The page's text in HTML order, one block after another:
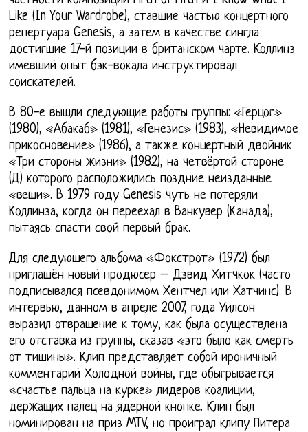
Like (In Your Wardrobe), ставшие частью концертного
репертуара Genesis, а затем в качестве сингла
достигшие 17-й позиции в британском чарте. Коллинз
имевший опыт бэк-вокала инструктировал
соискателей.
В 80-е вышли следующие работы группы: «Герцог»
(1980), «Абакаб» (1981), «Генезис» (1983), «Невидимое
прикосновение» (1986), а также концертный двойник
«Три стороны жизни» (1982), на четвёртой стороне
(Д) которого расположились поздние неизданные
«вещи». В 1979 году Genesis чуть не потеряли
Коллинза, когда он переехал в Ванкувер (Канада),
пытаясь спасти свой первый брак.
Для следующего альбома «Фокстрот» (1972) был
приглашён новый продюсер – Дэвид Хитчкок (часто
подписывался псевдонимом Хентчел или Хатчинс). В
интервью, данном в апреле 2007, года Уилсон
выразил отвращение к тому, как была осуществлена
его отставка из группы, сказав «это было как смерть
от тишины». Клип представляет собой ироничный
комментарий Холодной войны, где обыгрывается
«счастье пальца на курке» лидеров коалиции,
держащих палец на ядерной кнопке. Клип был
номинирован на приз MTV, но проиграл клипу Питера